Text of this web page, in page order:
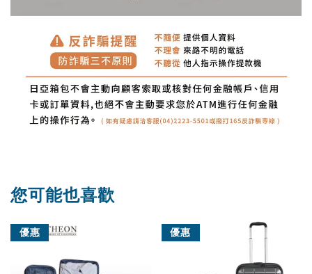
您可能也喜歡
優惠 優惠